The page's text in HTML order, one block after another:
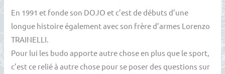
En 1991 et fonde son DOJO et c’est de débuts d’une
longue histoire également avec son frère d’armes Lorenzo
TRAINELLI.
Pour lui les budo apporte autre chose en plus que le sport,
c’est ce relié à autre chose pour se poser des questions sur